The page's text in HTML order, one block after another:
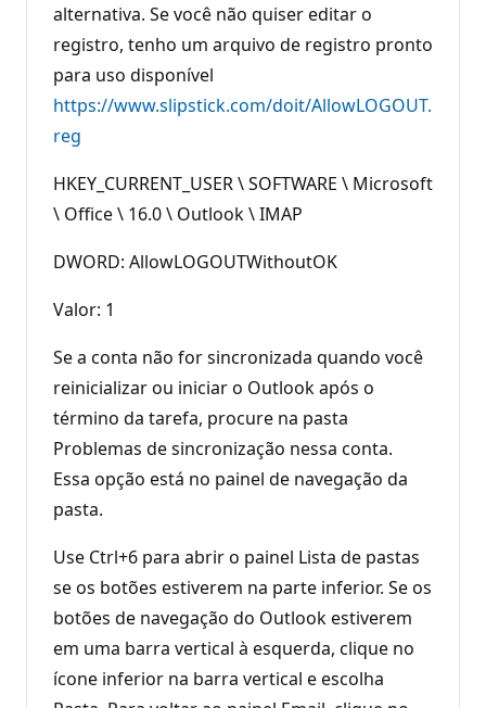
alternativa. Se você não quiser editar o
registro, tenho um arquivo de registro pronto
para uso disponível
https://www.slipstick.com/doit/AllowLOGOUT.
reg
HKEY_CURRENT_USER \ SOFTWARE \ Microsoft
\ Office \ 16.0 \ Outlook \ IMAP
DWORD: AllowLOGOUTWithoutOK
Valor: 1
Se a conta não for sincronizada quando você
reinicializar ou iniciar o Outlook após o
término da tarefa, procure na pasta
Problemas de sincronização nessa conta.
Essa opção está no painel de navegação da
pasta.
Use Ctrl+6 para abrir o painel Lista de pastas
se os botões estiverem na parte inferior. Se os
botões de navegação do Outlook estiverem
em uma barra vertical à esquerda, clique no
ícone inferior na barra vertical e escolha